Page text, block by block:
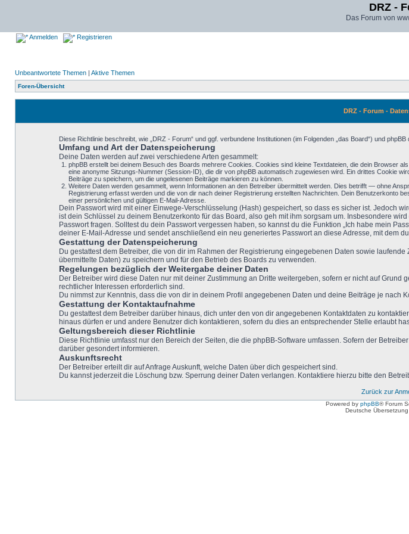
DRZ -
Das Forum von
Anmelden Registrieren
Unbeantwortete Themen | Aktive Themen
Foren-Übersicht
DRZ - Forum -
Diese Richtlinie beschreibt, wie „DRZ - Forum“ und ggf. verbundene Institutionen (im Folgenden „das Board“) und
Umfang und Art der Datenspeicherung
Deine Daten werden auf zwei verschiedene Arten gesammelt:
phpBB erstellt bei deinem Besuch des Boards mehrere Cookies. Cookies sind kleine Textdateien, die dein Browser
eine anonyme Sitzungs-Nummer (Session-ID), die dir von phpBB automatisch zugewiesen wird. Ein drittes Cookie
Beiträge zu speichern, um die ungelesenen Beiträge markieren zu können.
Weitere Daten werden gesammelt, wenn Informationen an den Betreiber übermittelt werden. Dies betrifft — ohne
Registrierung erfasst werden und die von dir nach deiner Registrierung erstellten Nachrichten. Dein Benutzerkonto
einer persönlichen und gültigen E-Mail-Adresse.
Dein Passwort wird mit einer Einwege-Verschlüsselung (Hash) gespeichert, so dass es sicher ist. Jedoch
ist dein Schlüssel zu deinem Benutzerkonto für das Board, also geh mit ihm sorgsam um. Insbesondere
Passwort fragen. Solltest du dein Passwort vergessen haben, so kannst du die Funktion „Ich habe mein
deiner E-Mail-Adresse und sendet anschließend ein neu generiertes Passwort an diese Adresse, mit dem
Gestattung der Datenspeicherung
Du gestattest dem Betreiber, die von dir im Rahmen der Registrierung eingegebenen Daten sowie
übermittelte Daten) zu speichern und für den Betrieb des Boards zu verwenden.
Regelungen bezüglich der Weitergabe deiner Daten
Der Betreiber wird diese Daten nur mit deiner Zustimmung an Dritte weitergeben, sofern er nicht auf
rechtlicher Interessen erforderlich sind.
Du nimmst zur Kenntnis, dass die von dir in deinem Profil angegebenen Daten und deine Beiträge je nach
Gestattung der Kontaktaufnahme
Du gestattest dem Betreiber darüber hinaus, dich unter den von dir angegebenen Kontaktdaten zu
hinaus dürfen er und andere Benutzer dich kontaktieren, sofern du dies an entsprechender Stelle erlaubt
Geltungsbereich dieser Richtlinie
Diese Richtlinie umfasst nur den Bereich der Seiten, die die phpBB-Software umfassen. Sofern der
darüber gesondert informieren.
Auskunftsrecht
Der Betreiber erteilt dir auf Anfrage Auskunft, welche Daten über dich gespeichert sind.
Du kannst jederzeit die Löschung bzw. Sperrung deiner Daten verlangen. Kontaktiere hierzu bitte den
Zurück zur
Powered by phpBB® Forum
Deutsche